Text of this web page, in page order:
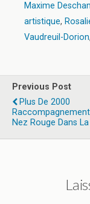
Maxime
artistique,
Vaudreuil-Dorion,
Previous Post
Plus De 2000
Nez Rouge Dans